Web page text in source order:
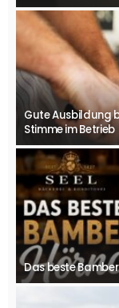
Gute Ausbildung
Stimme im Betrieb
Das beste